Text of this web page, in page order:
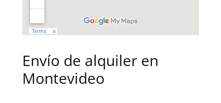
Envío de alquiler en
Montevideo